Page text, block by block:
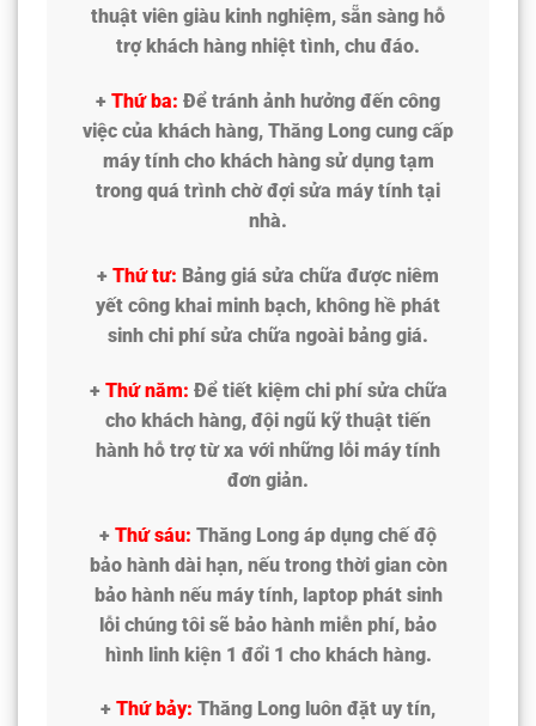
thuật viên giàu kinh nghiệm, sẵn sàng hỗ
trợ khách hàng nhiệt tình, chu đáo.
+ Thứ ba: Để tránh ảnh hưởng đến công
việc của khách hàng, Thăng Long cung cấp
máy tính cho khách hàng sử dụng tạm
trong quá trình chờ đợi sửa máy tính tại
nhà.
+ Thứ tư: Bảng giá sửa chữa được niêm
yết công khai minh bạch, không hề phát
sinh chi phí sửa chữa ngoài bảng giá.
+ Thứ năm: Để tiết kiệm chi phí sửa chữa
cho khách hàng, đội ngũ kỹ thuật tiến
hành hỗ trợ từ xa với những lỗi máy tính
đơn giản.
+ Thứ sáu: Thăng Long áp dụng chế độ
bảo hành dài hạn, nếu trong thời gian còn
bảo hành nếu máy tính, laptop phát sinh
lỗi chúng tôi sẽ bảo hành miễn phí, bảo
hình linh kiện 1 đổi 1 cho khách hàng.
+ Thứ bảy: Thăng Long luôn đặt uy tín,